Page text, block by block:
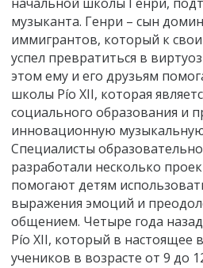
музыканта. Генри – сын
иммигрантов, который к
успел превратиться в
этом ему и его друзьям
школы Pío XII, которая
социального образования и
инновационную
Специалисты
разработали несколько
помогают детям
выражения эмоций и
общением. Четыре года
Pío XII, который в настоящее
учеников в возрасте от 9 до